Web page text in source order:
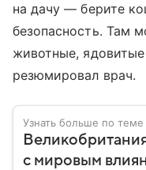
на дачу — берите
безопасность. Там
животные,
резюмировал врач.
Узнать больше по теме
с мировым